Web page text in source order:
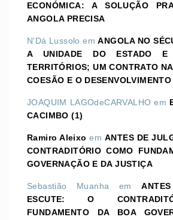
ECONÓMICA: A SOLUÇÃO
ANGOLA PRECISA
N'Dá Lussolo emANGOLA NO
A UNIDADE DO ESTADO
TERRITÓRIOS; UM CONTRATO
COESÃO E O DESENVOLVIMENTO
JOAQUIM LAGOdeCARVALHO em
CACIMBO (1)
Ramiro Aleixo emANTES DE
CONTRADITÓRIO COMO
GOVERNAÇÃO E DA JUSTIÇA
Sebastião Muanha em
ESCUTE: O
FUNDAMENTO DA BOA